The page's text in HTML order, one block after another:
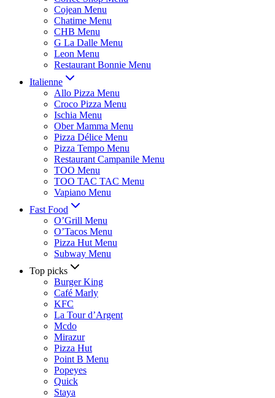
Cojean Menu
Chatime Menu
CHB Menu
G La Dalle Menu
Leon Menu
Restaurant Bonnie Menu
Italienne
Allo Pizza Menu
Croco Pizza Menu
Ischia Menu
Ober Mamma Menu
Pizza Délice Menu
Pizza Tempo Menu
Restaurant Campanile Menu
TOO Menu
TOO TAC TAC Menu
Vapiano Menu
Fast Food
O’Grill Menu
O’Tacos Menu
Pizza Hut Menu
Subway Menu
Top picks
Burger King
Café Marly
KFC
La Tour d’Argent
Mcdo
Mirazur
Pizza Hut
Point B Menu
Popeyes
Quick
Staya